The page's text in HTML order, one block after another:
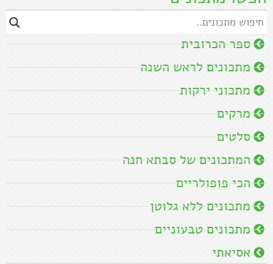
ספר הכרובית
מתכונים לראש השנה
מתכוני ירקות
מרקים
סלטים
המתכונים של סבתא חנה
הכי פופולריים
מתכונים ללא גלוטן
מתכונים טבעוניים
אסיאתי